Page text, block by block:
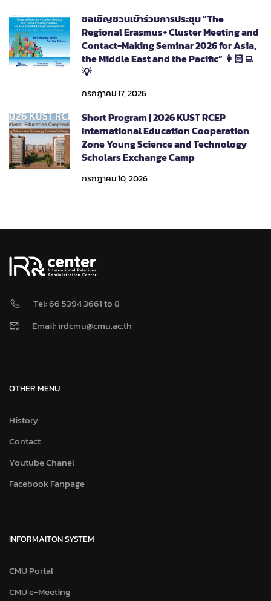
ขอเชิญชวนเข้าร่วมการประชุม “The
Regional Erasmus+ Cluster Meeting and
Contact-Making Seminar 2026 for Asia,
the Middle East and the Pacific” 👩🏻‍💻
💡
กรกฎาคม 17, 2026
Short Program | 2026 KUST RCEP
International Education Cooperation
Zone Young Science and Technology
Scholars Exchange Camp
กรกฎาคม 10, 2026
Tel: 66 5394 3661 to 8
Email: irdcmu@cmu.ac.th
OTHER MENU
History
Contact
Youtube Chanel
Facebook Fanpage
INFORMAITON SYSTEM
CMU Portal
CMU e-Meeting